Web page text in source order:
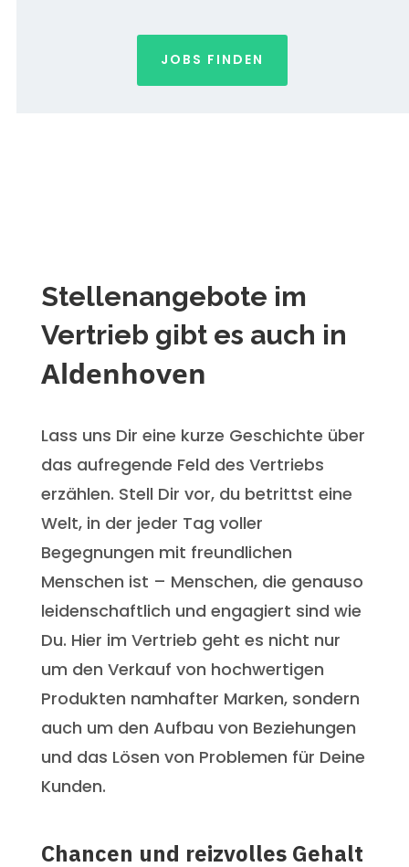
JOBS FINDEN
Stellenangebote im
Vertrieb gibt es auch in
Aldenhoven
Lass uns Dir eine kurze Geschichte über
das aufregende Feld des Vertriebs
erzählen. Stell Dir vor, du betrittst eine
Welt, in der jeder Tag voller
Begegnungen mit freundlichen
Menschen ist – Menschen, die genauso
leidenschaftlich und engagiert sind wie
Du. Hier im Vertrieb geht es nicht nur
um den Verkauf von hochwertigen
Produkten namhafter Marken, sondern
auch um den Aufbau von Beziehungen
und das Lösen von Problemen für Deine
Kunden.
Chancen und reizvolles Gehalt